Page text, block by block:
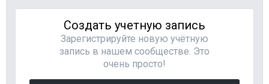
Создать учетную запись
Зарегистрируйте новую учётную
запись в нашем сообществе. Это
очень просто!